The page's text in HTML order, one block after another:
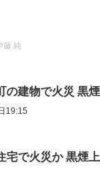
藤 純
の建物で火災 黒
19:15
宅で火災か 黒煙